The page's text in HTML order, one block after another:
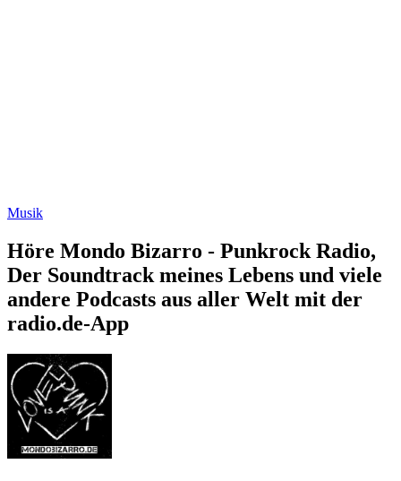
Musik
Höre Mondo Bizarro - Punkrock Radio,
Der Soundtrack meines Lebens und viele
andere Podcasts aus aller Welt mit der
radio.de-App